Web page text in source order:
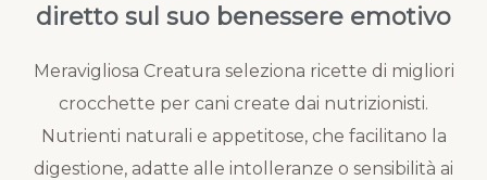
diretto sul suo benessere emotivo
Meravigliosa Creatura seleziona ricette di migliori
crocchette per cani create dai nutrizionisti.
Nutrienti naturali e appetitose, che facilitano la
digestione, adatte alle intolleranze o sensibilità ai